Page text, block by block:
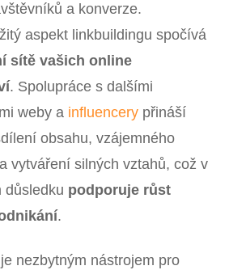
a konverze.
aspekt linkbuildingu spočívá
sítě vašich online
. Spolupráce s dalšími
weby a influencerypřináší
obsahu, vzájemného
vytváření silných vztahů, což v
důsledku podporuje růst
.
nezbytným nástrojem pro